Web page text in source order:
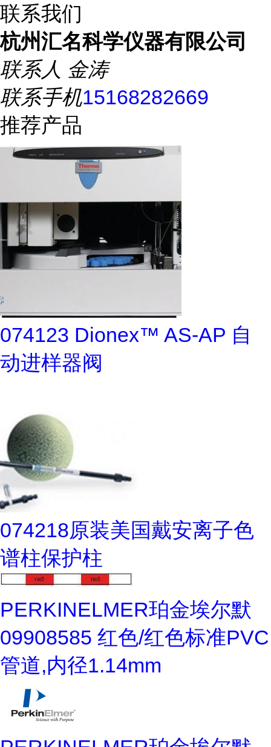
联系我们
杭州汇名科学仪器有限公司
联系人 金涛
联系手机15168282669
推荐产品
074123 Dionex™ AS-AP 自
动进样器阀
074218原装美国戴安离子色
谱柱保护柱
PERKINELMER珀金埃尔默
09908585 红色/红色标准PVC
管道,内径1.14mm